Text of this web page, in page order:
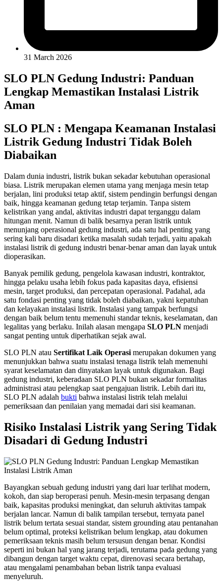
31 March 2026
SLO PLN Gedung Industri: Panduan
Lengkap Memastikan Instalasi Listrik
Aman
SLO PLN : Mengapa Keamanan Instalasi
Listrik Gedung Industri Tidak Boleh
Diabaikan
Dalam dunia industri, listrik bukan sekadar kebutuhan operasional
biasa. Listrik merupakan elemen utama yang menjaga mesin tetap
berjalan, lini produksi tetap aktif, sistem pendingin berfungsi dengan
baik, hingga keamanan gedung tetap terjamin. Tanpa sistem
kelistrikan yang andal, aktivitas industri dapat terganggu dalam
hitungan menit. Namun di balik besarnya peran listrik untuk
menunjang operasional gedung industri, ada satu hal penting yang
sering kali baru disadari ketika masalah sudah terjadi, yaitu apakah
instalasi listrik di gedung industri benar-benar aman dan layak untuk
dioperasikan.
Banyak pemilik gedung, pengelola kawasan industri, kontraktor,
hingga pelaku usaha lebih fokus pada kapasitas daya, efisiensi
mesin, target produksi, dan percepatan operasional. Padahal, ada
satu fondasi penting yang tidak boleh diabaikan, yakni kepatuhan
dan kelayakan instalasi listrik. Instalasi yang tampak berfungsi
dengan baik belum tentu memenuhi standar teknis, keselamatan, dan
legalitas yang berlaku. Inilah alasan mengapa SLO PLN menjadi
sangat penting untuk diperhatikan sejak awal.
SLO PLN atau Sertifikat Laik Operasi merupakan dokumen yang
menunjukkan bahwa suatu instalasi tenaga listrik telah memenuhi
syarat keselamatan dan dinyatakan layak untuk digunakan. Bagi
gedung industri, keberadaan SLO PLN bukan sekadar formalitas
administrasi atau pelengkap saat pengajuan listrik. Lebih dari itu,
SLO PLN adalah bukti bahwa instalasi listrik telah melalui
pemeriksaan dan penilaian yang memadai dari sisi keamanan.
Risiko Instalasi Listrik yang Sering Tidak
Disadari di Gedung Industri
Bayangkan sebuah gedung industri yang dari luar terlihat modern,
kokoh, dan siap beroperasi penuh. Mesin-mesin terpasang dengan
baik, kapasitas produksi meningkat, dan seluruh aktivitas tampak
berjalan lancar. Namun di balik tampilan tersebut, ternyata panel
listrik belum tertata sesuai standar, sistem grounding atau pentanahan
belum optimal, proteksi kelistrikan belum lengkap, atau dokumen
pemeriksaan teknis masih belum tersusun dengan benar. Kondisi
seperti ini bukan hal yang jarang terjadi, terutama pada gedung yang
dibangun dengan target waktu cepat, direnovasi secara bertahap,
atau mengalami penambahan beban listrik tanpa evaluasi
menyeluruh.